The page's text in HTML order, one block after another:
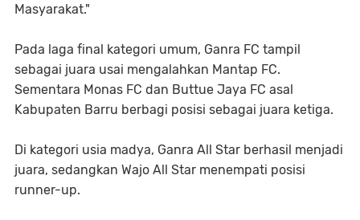
Masyarakat."
Pada laga final kategori umum, Ganra FC tampil
sebagai juara usai mengalahkan Mantap FC.
Sementara Monas FC dan Buttue Jaya FC asal
Kabupaten Barru berbagi posisi sebagai juara ketiga.
Di kategori usia madya, Ganra All Star berhasil menjadi
juara, sedangkan Wajo All Star menempati posisi
runner-up.